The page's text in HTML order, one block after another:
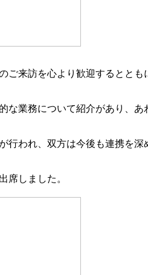
来訪を心より歓迎するとと
業務について紹介があり、
われ、双方は今後も連携を
席しました。